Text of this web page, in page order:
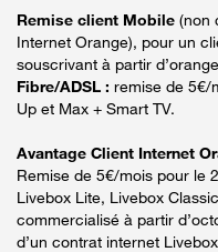
Remise client Mobile (non
Internet Orange), pour un
souscrivant à partir
Fibre/ADSL : remise de 5€/
Up et Max + Smart TV.
Avantage Client Internet
Remise de 5€/mois pour le
Livebox Lite, Livebox
commercialisé à partir
d’un contrat internet